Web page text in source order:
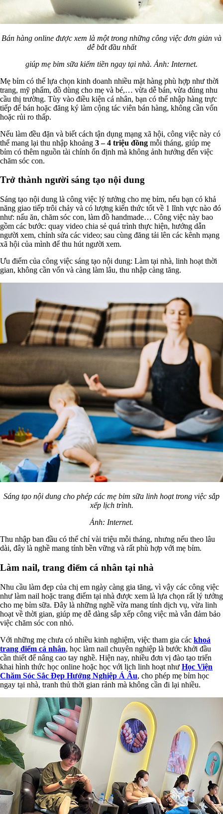
Bán hàng online được xem là một trong những công việc đơn giản và
dễ bắt đầu nhất
giúp mẹ bỉm sữa kiếm tiền ngay tại nhà. Ảnh: Internet.
Mẹ bỉm có thể lựa chọn kinh doanh nhiều mặt hàng phù hợp như thời
trang, mỹ phẩm, đồ dùng cho mẹ và bé,… vừa dễ bán, vừa đúng nhu
cầu thị trường. Tùy vào điều kiện cá nhân, bạn có thể nhập hàng trực
tiếp để bán hoặc đăng ký làm cộng tác viên bán hàng, không cần vốn
hoặc rủi ro thấp.
Nếu làm đều đặn và biết cách tận dụng mạng xã hội, công việc này có
thể mang lại thu nhập khoảng 3 – 4 triệu đồng mỗi tháng, giúp mẹ
bỉm có thêm nguồn tài chính ổn định mà không ảnh hưởng đến việc
chăm sóc con.
Trở thành người sáng tạo nội dung
Sáng tạo nội dung là công việc lý tưởng cho mẹ bỉm, nếu bạn có khả
năng giao tiếp trôi chảy và có lượng kiến thức tốt về 1 lĩnh vực nào đó
như: nấu ăn, chăm sóc con, làm đồ handmade… Công việc này bao
gồm các bước: quay video chia sẻ quá trình thực hiện, hướng dẫn
người xem, chỉnh sửa các video; sau cùng đăng tải lên các kênh mạng
xã hội của mình để thu hút người xem.
Ưu điểm của công việc sáng tạo nội dung: Làm tại nhà, linh hoạt thời
gian, không cần vốn và càng làm lâu, thu nhập càng tăng.
Sáng tạo nội dung cho phép các mẹ bỉm sữa linh hoạt trong việc sắp
xếp lịch trình.
Ảnh: Internet.
Thu nhập ban đầu có thể chỉ vài triệu mỗi tháng, nhưng nếu theo lâu
dài, đây là nghề mang tính bền vững và rất phù hợp với mẹ bỉm.
Làm nail, trang điểm cá nhân tại nhà
Nhu cầu làm đẹp của chị em ngày càng gia tăng, vì vậy các công việc
như làm nail hoặc trang điểm tại nhà được xem là lựa chọn rất lý tưởng
cho mẹ bỉm sữa. Đây là những nghề vừa mang tính dịch vụ, vừa linh
hoạt về thời gian, giúp mẹ dễ dàng sắp xếp công việc mà vẫn đảm bảo
việc chăm sóc con nhỏ.
Với những mẹ chưa có nhiều kinh nghiệm, việc tham gia các khoá
trang điểm cá nhân, học làm nail chuyên nghiệp là bước khởi đầu
cần thiết để nâng cao tay nghề. Hiện nay, nhiều đơn vị đào tạo triển
khai hình thức học online hoặc học với lịch linh hoạt như Học Viện
Chăm Sóc Sắc Đẹp Hướng Nghiệp Á Âu, cho phép mẹ bỉm học
ngay tại nhà, tranh thủ thời gian rảnh mà không cần đi lại nhiều.